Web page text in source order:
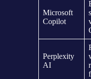
Microsoft
Copilot
Perplexity
AI